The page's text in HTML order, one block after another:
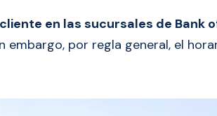
en las sucursales de Bank
embargo, por regla general, el